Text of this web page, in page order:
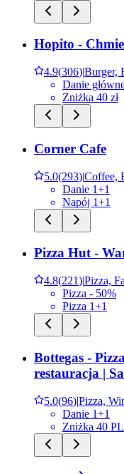
Hopito -
4.9(306)|Burger,
Danie
Zniżka 40 zł
Corner Cafe
5.0(293)|Coffee,
Danie 1+1
Napój 1+1
Pizza Hut -
4.8(221)|Pizza,
Pizza - 50%
Pizza 1+1
Bottegas -
restauracja |
5.0(96)|Pizza,
Danie 1+1
Zniżka 40